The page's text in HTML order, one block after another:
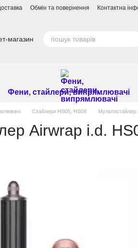
Обмін та повернення Контактна
магазин
Фени, стайлери, випрямлювачі
Стайлери HS05, HS08
Airwrap i.d.